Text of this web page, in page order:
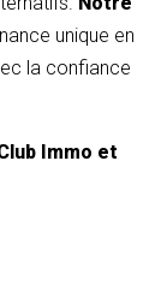
unique en
la confiance
Immo et